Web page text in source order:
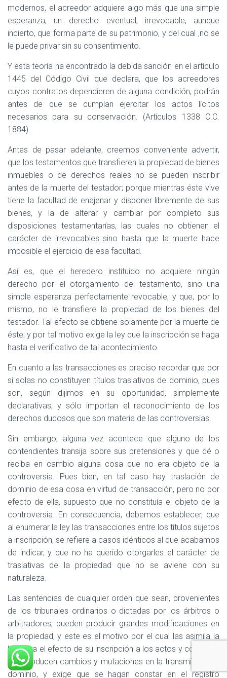
modernos, el acreedor adquiere algo más que una simple
esperanza, un derecho eventual, irrevocable, aunque
incierto, que forma parte de su patrimonio, y del cual ,no se
le puede privar sin su consentimiento.
Y esta teoría ha encontrado la debida sanción en el artículo
1445 del Código Civil que declara, que los acreedores
cuyos contratos dependieren de alguna condición, podrán
antes de que se cumplan ejercitar los actos lícitos
necesarios para su conservación. (Artículos 1338 C.C.
1884).
Antes de pasar adelante, creemos conveniente advertir,
que los testamentos que transfieren la propiedad de bienes
inmuebles o de derechos reales no se pueden inscribir
antes de la muerte del testador; porque mientras éste vive
tiene la facultad de enajenar y disponer libremente de sus
bienes, y la de alterar y cambiar por completo sus
disposiciones testamentarías, las cuales no obtienen el
carácter de irrevocables sino hasta que la muerte hace
imposible el ejercicio de esa facultad.
Así es, que el heredero instituido no adquiere ningún
derecho por el otorgamiento del testamento, sino una
simple esperanza perfectamente revocable, y que, por lo
mismo, no le transfiere la propiedad de los bienes del
testador. Tal efecto se obtiene solamente por la muerte de
éste; y por tal motivo exige la ley que la inscripción se haga
hasta el verificativo de tal acontecimiento.
En cuanto a las transacciones es preciso recordar que por
sí solas no constituyen títulos traslativos de dominio, pues
son, según dijimos en su oportunidad, simplemente
declarativas, y sólo importan el reconocimiento de los
derechos dudosos que son materia de las controversias.
Sin embargo, alguna vez acontece que alguno de los
contendientes transija sobre sus pretensiones y que dé o
reciba en cambio alguna cosa que no era objeto de la
controversia. Pues bien, en tal caso hay traslación de
dominio de esa cosa en virtud de transacción, pero no por
efecto de ella, supuesto que no constituía el objeto de la
controversia. En consecuencia, debemos establecer, que
al enumerar la ley las transacciones entre los títulos sujetos
a inscripción, se refiere a casos idénticos al que acabamos
de indicar, y que no ha querido otorgarles el carácter de
traslativas de la propiedad que no se aviene con su
naturaleza.
Las sentencias de cualquier orden que sean, provenientes
de los tribunales ordinarios o dictadas por los árbitros o
arbitradores, pueden producir grandes modificaciones en
la propiedad, y este es el motivo por el cual las asimila la
ley, para el efecto de su inscripción a los actos y contratos
que producen cambios y mutaciones en la transmisión del
dominio, y exige que se hagan constar en el registro